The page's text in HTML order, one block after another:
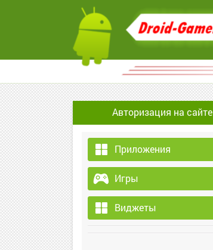
Авторизация на сайте
Приложения
Игры
Виджеты